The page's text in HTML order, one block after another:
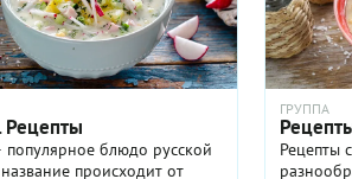
Рецепты
блюдо русской
происходит от
ГРУППА
Рецепты